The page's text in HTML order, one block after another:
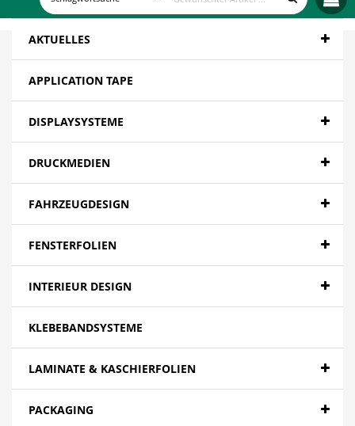
AKTUELLES
APPLICATION TAPE
DISPLAYSYSTEME
DRUCKMEDIEN
FAHRZEUGDESIGN
FENSTERFOLIEN
INTERIEUR DESIGN
KLEBEBANDSYSTEME
LAMINATE & KASCHIERFOLIEN
PACKAGING